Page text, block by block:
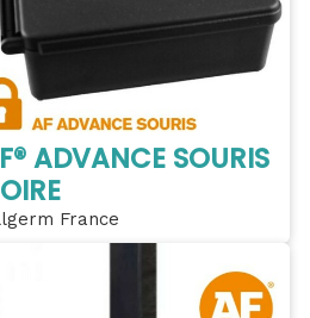
ADVANCE SOURIS
France